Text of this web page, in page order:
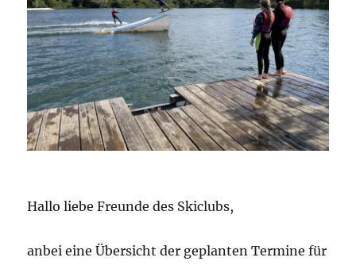
Hallo liebe Freunde des Skiclubs,
anbei eine Übersicht der geplanten Termine für